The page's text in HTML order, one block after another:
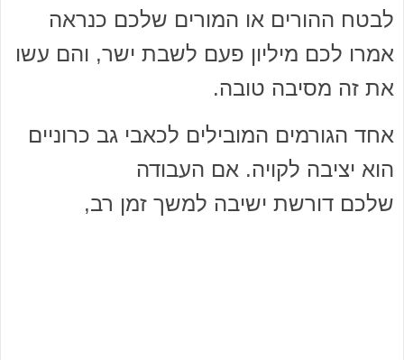
לבטח ההורים או המורים שלכם כנראה
אמרו לכם מיליון פעם לשבת ישר, והם עשו
את זה מסיבה טובה.
אחד הגורמים המובילים לכאבי גב כרוניים
הוא יציבה לקויה. אם העבודה
שלכם דורשת ישיבה למשך זמן רב,